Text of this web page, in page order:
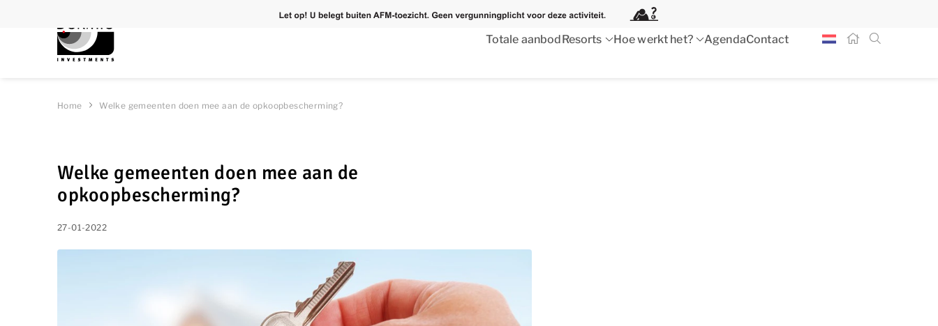
Totale aanbodResorts Hoe werkt het? AgendaContact
Home Welke gemeenten doen mee aan de opkoopbescherming?
Welke gemeenten doen mee aan de
opkoopbescherming?
27-01-2022